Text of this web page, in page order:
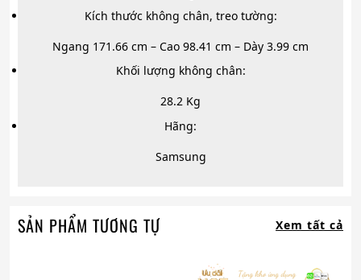
Kích thước không chân, treo tường:
Ngang 171.66 cm – Cao 98.41 cm – Dày 3.99 cm
Khối lượng không chân:
28.2 Kg
Hãng:
Samsung
SẢN PHẨM TƯƠNG TỰ Xem tất cả